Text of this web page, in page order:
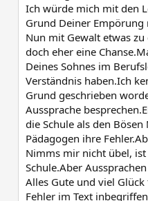
Ich würde mich mit den
Grund Deiner
Nun mit Gewalt etwas
doch eher eine
Deines Sohnes im
Verständnis haben.Ich
Grund geschrieben
Aussprache
die Schule als den
Pädagogen ihre
Nimms mir nicht übel,
Schule.Aber
Alles Gute und viel
Fehler im Text